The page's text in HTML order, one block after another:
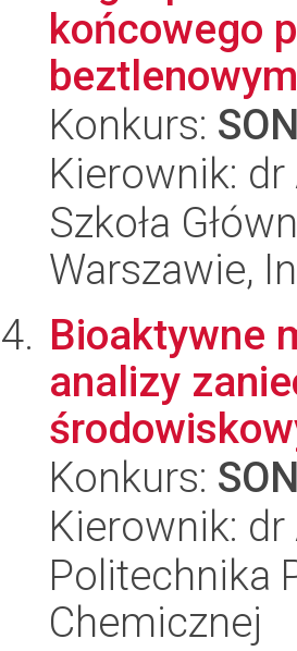
końcowego
Konkurs:
Kierownik:
Szkoła
Warszawie,
Bioaktywne
analizy
Konkurs:
Kierownik:
Politechnika
Chemicznej